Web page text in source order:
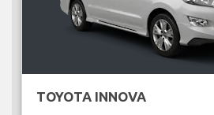
TOYOTA INNOVA